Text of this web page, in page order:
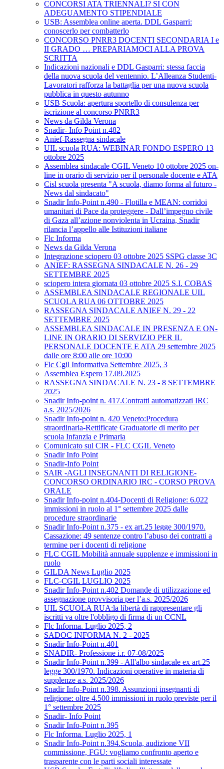
CONCORSI ATA TRIENNALI? SI CON
ADEGUAMENTO STIPENDIALE
USB: Assemblea online aperta. DDL Gasparri:
conoscerlo per combatterlo
CONCORSO PNRR3 DOCENTI SECONDARIA I e
II GRADO … PREPARIAMOCI ALLA PROVA
SCRITTA
Indicazioni nazionali e DDL Gasparri: stessa faccia
della nuova scuola del ventennio. L’Alleanza Studenti-
Lavoratori rafforza la battaglia per una nuova scuola
pubblica in questo autunno
USB Scuola: apertura sportello di consulenza per
iscrizione al concorso PNRR3
News da Gilda Verona
Snadir- Info Point n.482
Anief-Rassegna sindacale
UIL scuola RUA: WEBINAR FONDO ESPERO 13
ottobre 2025
Assemblea sindacale CGIL Veneto 10 ottobre 2025 on-
line in orario di servizio per il personale docente e ATA
Cisl scuola presenta "A scuola, diamo forma al futuro -
News dal sindacato"
Snadir Info-Point n.490 - Flotilla e MEAN: corridoi
umanitari di Pace da proteggere - Dall’impegno civile
di Gaza all’azione nonviolenta in Ucraina, Snadir
rilancia l’appello alle Istituzioni italiane
Flc Informa
News da Gilda Verona
Integrazione sciopero 03 ottobre 2025 SSPG classe 3C
ANIEF: RASSEGNA SINDACALE N. 26 - 29
SETTEMBRE 2025
sciopero intera giornata 03 ottobre 2025 S.I. COBAS
ASSEMBLEA SINDACALE REGIONALE UIL
SCUOLA RUA 06 OTTOBRE 2025
RASSEGNA SINDACALE ANIEF N. 29 - 22
SETTEMBRE 2025
ASSEMBLEA SINDACALE IN PRESENZA E ON-
LINE IN ORARIO DI SERVIZIO PER IL
PERSONALE DOCENTE E ATA 29 settembre 2025
dalle ore 8:00 alle ore 10:00
Flc Cgil Informativa Settembre 2025, 3
Assemblea Espero 17.09.2025
RASSEGNA SINDACALE N. 23 - 8 SETTEMBRE
2025
Snadir Info-point n. 417.Contratti automatizzati IRC
a.s. 2025/2026
Snadir Info-point n. 420 Veneto:Procedura
straordinaria-Rettificate Graduatorie di merito per
scuola Infanzia e Primaria
Comunicato sul CIR - FLC CGIL Veneto
Snadir Info Point
Snadir-Info Point
SAIR -AGLI INSEGNANTI DI RELIGIONE-
CONCORSO ORDINARIO IRC - CORSO PROVA
ORALE
Snadir Info-point n.404-Docenti di Religione: 6.022
immissioni in ruolo al 1° settembre 2025 dalle
procedure straordinarie
Snadir Info-Point n.375 - ex art.25 legge 300/1970.
Cassazione: 49 sentenze contro l’abuso dei contratti a
termine per i docenti di religione
FLC CGIL Mobilità annuale supplenze e immissioni in
ruolo
GILDA News Luglio 2025
FLC-CGIL LUGLIO 2025
Snadir Info-Point n.402 Domande di utilizzazione ed
assegnazione provvisoria per l’a.s. 2025/2026
UIL SCUOLA RUA:la libertà di rappresentare gli
iscritti va oltre l'obbligo di firma di un CCNL
Flc Informa. Luglio 2025, 2
SADOC INFORMA N. 2 - 2025
Snadir Info-Point n.401
SNADIR- Professione i.r. 07-08/2025
Snadir Info-Point n.399 - All'albo sindacale ex art.25
legge 300/1970. Indicazioni operative in materia di
supplenze a.s. 2025/2026
Snadir Info-Point n.398. Assunzioni insegnanti di
religione: oltre 4.500 immissioni in ruolo previste per il
1° settembre 2025
Snadir- Info Point
Snadir Info-Point n.395
Flc Informa. Luglio 2025, 1
Snadir Info-Point n.394.Scuola, audizione VII
commissione, FGU: vogliamo confronto aperto e
trasparente con le parti sociali interessate